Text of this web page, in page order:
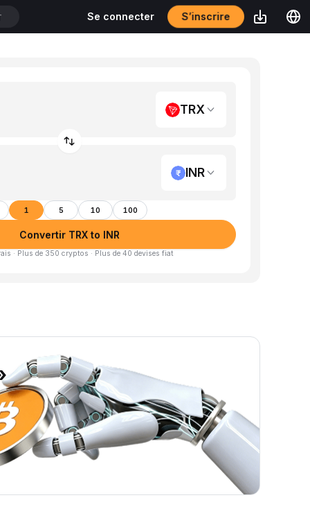
Se connecter S’inscrire
TRX
INR
1 5 10 100
Convertir TRX to INR
· Plus de 350 cryptos · Plus de 40 devises fiat
du